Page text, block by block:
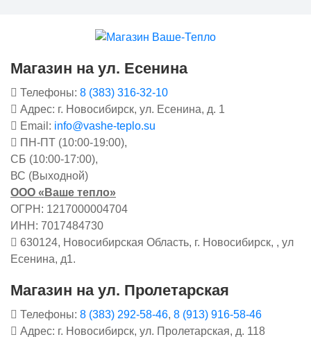
Магазин на ул. Есенина
Телефоны: 8 (383) 316-32-10
Адрес: г. Новосибирск, ул. Есенина, д. 1
Email: info@vashe-teplo.su
ПН-ПТ (10:00-19:00),
СБ (10:00-17:00),
ВС (Выходной)
ООО «Ваше тепло»
ОГРН: 1217000004704
ИНН: 7017484730
630124, Новосибирская Область, г. Новосибирск, , ул
Есенина, д1.
Магазин на ул. Пролетарская
Телефоны: 8 (383) 292-58-46, 8 (913) 916-58-46
Адрес: г. Новосибирск, ул. Пролетарская, д. 118